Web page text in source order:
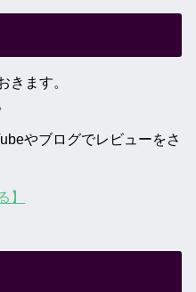
きます。
やブログでレビューをさ
】